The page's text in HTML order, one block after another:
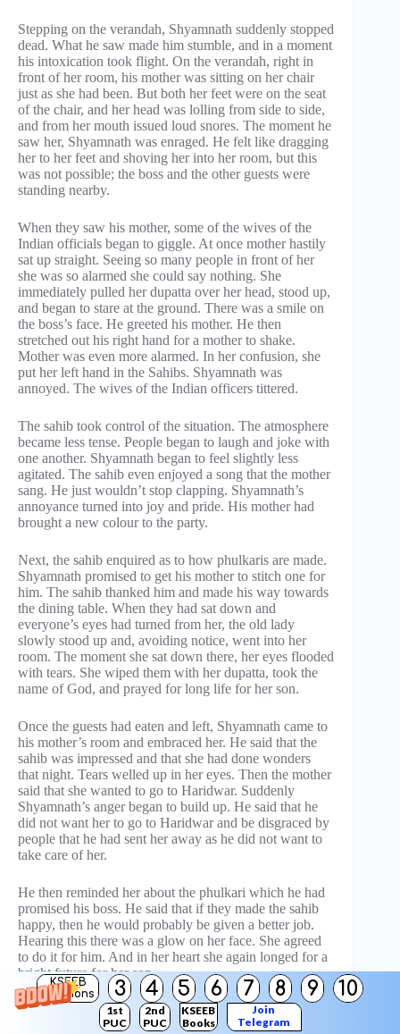
KSEEB
Solutions
3 4 5 6 7 8 9 10
1st
PUC
2nd
PUC
KSEEB
Books
Join
Telegram
Stepping on the verandah, Shyamnath suddenly stopped
dead. What he saw made him stumble, and in a moment
his intoxication took flight. On the verandah, right in
front of her room, his mother was sitting on her chair
just as she had been. But both her feet were on the seat
of the chair, and her head was lolling from side to side,
and from her mouth issued loud snores. The moment he
saw her, Shyamnath was enraged. He felt like dragging
her to her feet and shoving her into her room, but this
was not possible; the boss and the other guests were
standing nearby.
When they saw his mother, some of the wives of the
Indian officials began to giggle. At once mother hastily
sat up straight. Seeing so many people in front of her
she was so alarmed she could say nothing. She
immediately pulled her dupatta over her head, stood up,
and began to stare at the ground. There was a smile on
the boss’s face. He greeted his mother. He then
stretched out his right hand for a mother to shake.
Mother was even more alarmed. In her confusion, she
put her left hand in the Sahibs. Shyamnath was
annoyed. The wives of the Indian officers tittered.
The sahib took control of the situation. The atmosphere
became less tense. People began to laugh and joke with
one another. Shyamnath began to feel slightly less
agitated. The sahib even enjoyed a song that the mother
sang. He just wouldn’t stop clapping. Shyamnath’s
annoyance turned into joy and pride. His mother had
brought a new colour to the party.
Next, the sahib enquired as to how phulkaris are made.
Shyamnath promised to get his mother to stitch one for
him. The sahib thanked him and made his way towards
the dining table. When they had sat down and
everyone’s eyes had turned from her, the old lady
slowly stood up and, avoiding notice, went into her
room. The moment she sat down there, her eyes flooded
with tears. She wiped them with her dupatta, took the
name of God, and prayed for long life for her son.
Once the guests had eaten and left, Shyamnath came to
his mother’s room and embraced her. He said that the
sahib was impressed and that she had done wonders
that night. Tears welled up in her eyes. Then the mother
said that she wanted to go to Haridwar. Suddenly
Shyamnath’s anger began to build up. He said that he
did not want her to go to Haridwar and be disgraced by
people that he had sent her away as he did not want to
take care of her.
He then reminded her about the phulkari which he had
promised his boss. He said that if they made the sahib
happy, then he would probably be given a better job.
Hearing this there was a glow on her face. She agreed
to do it for him. And in her heart she again longed for a
bright future for her son.